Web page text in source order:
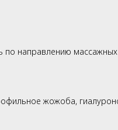
по направлению массажных
жожоба,